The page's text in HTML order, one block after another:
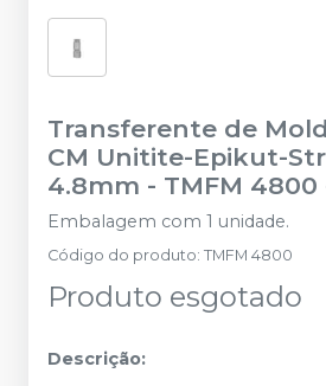
Transferente de
CM Unitite-Epikut-
4.8mm - TMFM 4800
Embalagem com 1 unidade.
Código do produto: TMFM 4800
Produto esgotado
Descrição: